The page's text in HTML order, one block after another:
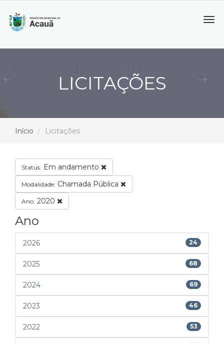
LICITAÇÕES
Início Licitações
Status: Em andamento
Modalidade: Chamada Pública
Ano: 2020
Ano
2026 24
2025 68
2024 69
2023 46
2022 53